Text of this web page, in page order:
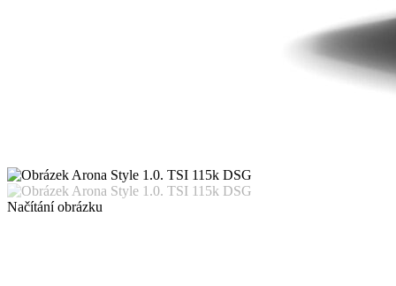
Načítání obrázku